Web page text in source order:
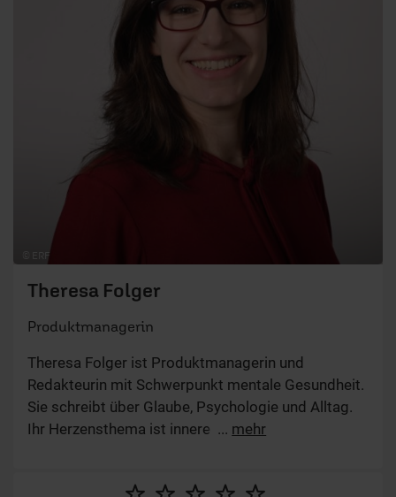
© ERF
Theresa Folger
Produktmanagerin
Theresa Folger ist Produktmanagerin und
Redakteurin mit Schwerpunkt mentale Gesundheit.
Sie schreibt über Glaube, Psychologie und Alltag.
Ihr Herzensthema ist innere Freiheit – im Glauben
... mehr